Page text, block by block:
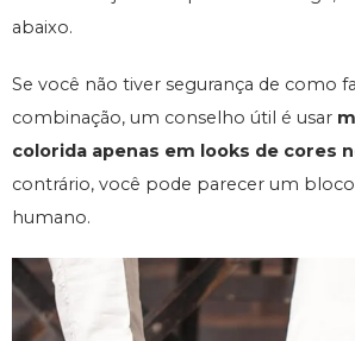
abaixo.
Se você não tiver segurança de como
combinação, um conselho útil é usar
colorida apenas em looks de cores
contrário, você pode parecer um bloco
humano.